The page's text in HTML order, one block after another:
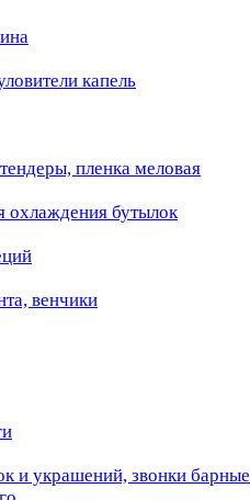
капель
пленка меловая
охлаждения бутылок
венчики
и украшений, звонки барные